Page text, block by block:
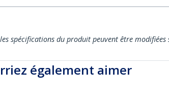
spécifications du produit peuvent être modifiées
également aimer